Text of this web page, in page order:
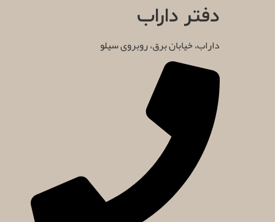
دفتر داراب
داراب، خیابان برق، روبروی سیلو